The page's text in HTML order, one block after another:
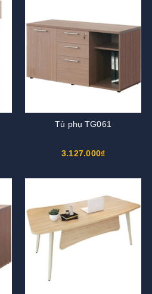
Tủ phụ TG061
3.127.000₫